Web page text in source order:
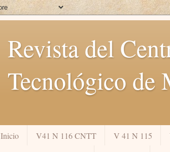
Revista del
Tecnológico de
Inicio V41 N 116 CNTT V 41 N 115